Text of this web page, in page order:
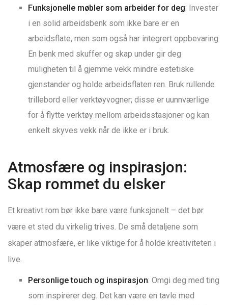
Funksjonelle møbler som arbeider for deg: Invester
i en solid arbeidsbenk som ikke bare er en
arbeidsflate, men som også har integrert oppbevaring.
En benk med skuffer og skap under gir deg
muligheten til å gjemme vekk mindre estetiske
gjenstander og holde arbeidsflaten ren. Bruk rullende
trillebord eller verktøyvogner; disse er uunnværlige
for å flytte verktøy mellom arbeidsstasjoner og kan
enkelt skyves vekk når de ikke er i bruk.
Atmosfære og inspirasjon:
Skap rommet du elsker
Et kreativt rom bør ikke bare være funksjonelt – det bør
være et sted du virkelig trives. De små detaljene som
skaper atmosfære, er like viktige for å holde kreativiteten i
live.
Personlige touch og inspirasjon: Omgi deg med ting
som inspirerer deg. Det kan være en tavle med